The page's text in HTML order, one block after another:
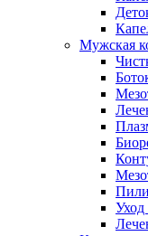
Мужская
Уход